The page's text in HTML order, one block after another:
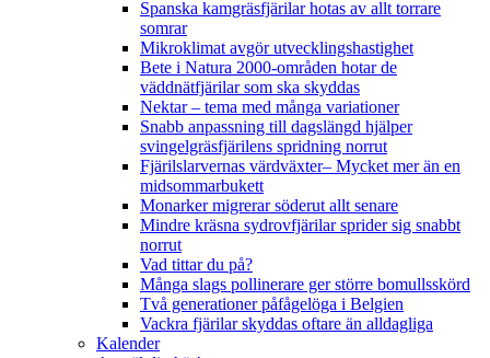
Spanska kamgräsfjärilar hotas av allt torrare
somrar
Mikroklimat avgör utvecklingshastighet
Bete i Natura 2000-områden hotar de
väddnätfjärilar som ska skyddas
Nektar – tema med många variationer
Snabb anpassning till dagslängd hjälper
svingelgräsfjärilens spridning norrut
Fjärilslarvernas värdväxter– Mycket mer än en
midsommarbukett
Monarker migrerar söderut allt senare
Mindre kräsna sydrovfjärilar sprider sig snabbt
norrut
Vad tittar du på?
Många slags pollinerare ger större bomullsskörd
Två generationer påfågelöga i Belgien
Vackra fjärilar skyddas oftare än alldagliga
Kalender